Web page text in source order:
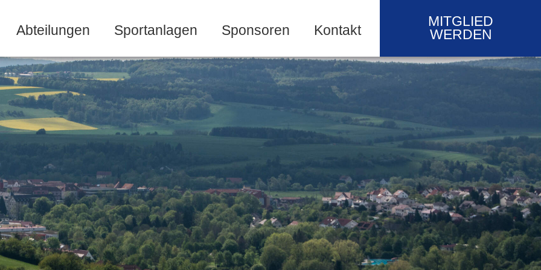
Abteilungen Sportanlagen Sponsoren Kontakt
MITGLIED
WERDEN